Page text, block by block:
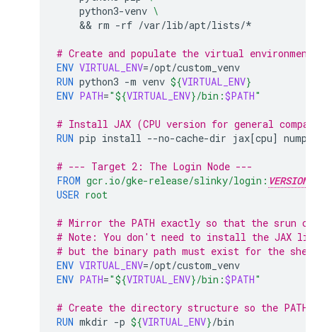
python3-venv \
    &&
rm -rf /var/lib/apt/lists/*
# Create and populate the virtual environment
ENV VIRTUAL_ENV=
RUN python3 -m venv ${VIRTUAL_ENV}
ENV PATH="${VIRTUAL_ENV}/bin:$PATH"
# Install JAX (CPU version for general
RUN pip install --no-cache-dir jax[cpu] numpy
# --- Target 2: The Login Node ---
FROM gcr.io/gke-release/slinky/login:
USER root
# Mirror the PATH exactly so that the srun
# Note: You don't need to install the JAX
# but the binary path must exist for the
ENV VIRTUAL_ENV=
ENV PATH="${VIRTUAL_ENV}/bin:$PATH"
# Create the directory structure so the
RUN mkdir -p ${VIRTUAL_ENV}